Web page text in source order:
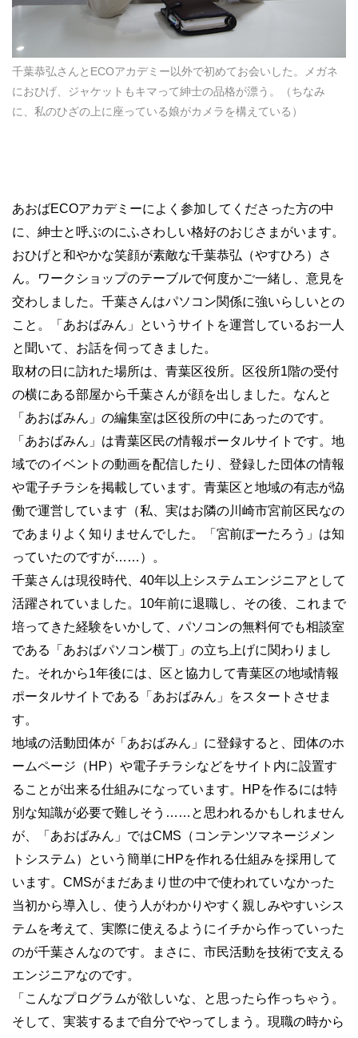
千葉恭弘さんとECOアカデミー以外で初めてお会いした。メガネ
におひげ、ジャケットもキマって紳士の品格が漂う。（ちなみ
に、私のひざの上に座っている娘がカメラを構えている）
あおばECOアカデミーによく参加してくださった方の中
に、紳士と呼ぶのにふさわしい格好のおじさまがいます。
おひげと和やかな笑顔が素敵な千葉恭弘（やすひろ）さ
ん。ワークショップのテーブルで何度かご一緒し、意見を
交わしました。千葉さんはパソコン関係に強いらしいとの
こと。「あおばみん」というサイトを運営しているお一人
と聞いて、お話を伺ってきました。
取材の日に訪れた場所は、青葉区役所。区役所1階の受付
の横にある部屋から千葉さんが顔を出しました。なんと
「あおばみん」の編集室は区役所の中にあったのです。
「あおばみん」は青葉区民の情報ポータルサイトです。地
域でのイベントの動画を配信したり、登録した団体の情報
や電子チラシを掲載しています。青葉区と地域の有志が恊
働で運営しています（私、実はお隣の川崎市宮前区民なの
であまりよく知りませんでした。「宮前ぽーたろう」は知
っていたのですが……）。
千葉さんは現役時代、40年以上システムエンジニアとして
活躍されていました。10年前に退職し、その後、これまで
培ってきた経験をいかして、パソコンの無料何でも相談室
である「あおばパソコン横丁」の立ち上げに関わりまし
た。それから1年後には、区と協力して青葉区の地域情報
ポータルサイトである「あおばみん」をスタートさせま
す。
地域の活動団体が「あおばみん」に登録すると、団体のホ
ームページ（HP）や電子チラシなどをサイト内に設置す
ることが出来る仕組みになっています。HPを作るには特
別な知識が必要で難しそう……と思われるかもしれません
が、「あおばみん」ではCMS（コンテンツマネージメン
トシステム）という簡単にHPを作れる仕組みを採用して
います。CMSがまだあまり世の中で使われていなかった
当初から導入し、使う人がわかりやすく親しみやすいシス
テムを考えて、実際に使えるようにイチから作っていった
のが千葉さんなのです。まさに、市民活動を技術で支える
エンジニアなのです。
「こんなプログラムが欲しいな、と思ったら作っちゃう。
そして、実装するまで自分でやってしまう。現職の時から